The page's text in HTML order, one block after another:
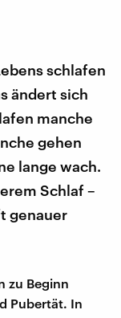
schlafen
ändert sich
manche
gehen
lange wach.
Schlaf –
genauer
zu Beginn
Pubertät. In